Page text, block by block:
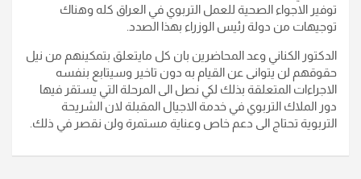
توفير الاجواء الصحية للعمل التربوي في العراق كله وهناك
توجيهات من دولة رئيس الوزراء بهذا الصدد.
الدكتور الكناني وعد المحاضرين بان كل مايتعلق بتمكينهم من نيل
حقوقهم لن يتوانى عن القيام به دون تاخير وسيتابع بنفسه
الاجراءات المتعلقة بذلك لكي نصل الى المرحلة التي يستقر فيها
دور الملاك التربوي في خدمة الاجيال المقبلة لان الشريحة
التربوية تحتاج الى دعم خاص وعناية مستمرة ولن نقصر في ذلك.